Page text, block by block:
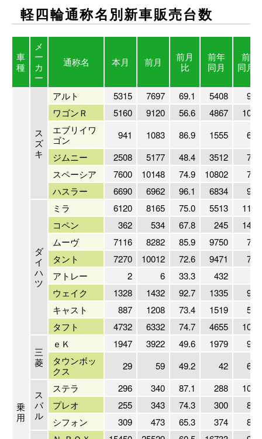
軽四輪通称名別新車販売台数
車
種
メ
ー
カ
ー
通称名 本月 前月
前月
比
前年
同月
前年
同月
乗
用
ス
ズ
キ
アルト 5315 7697 69.1 5408
ワゴンＲ
5160 9120 56.6 4867
エブリイワ
ゴン
941 1083 86.9 1555
ジムニー
2508 5177 48.4 3512
スペーシア
7600 10148 74.9 10802
ハスラー
6690 6962 96.1 6834
ダ
イ
ハ
ツ
ミラ 6120 8165 75.0 5513
コペン
362 534 67.8 245
ムーヴ
7116 8282 85.9 9750
タント
7270 10012 72.6 9471
アトレー
2 6 33.3 432
ウェイク
1328 1432 92.7 1335
キャスト
887 1208 73.4 1519
タフト
4732 6332 74.7 4655
三
菱
ｅＫ 1947 3922 49.6 1979
タウンボッ
クス
29 59 49.2 42
ス
バ
ル
ステラ 296 340 87.1 288
プレオ
255 343 74.3 300
シフォン
309 473 65.3 374